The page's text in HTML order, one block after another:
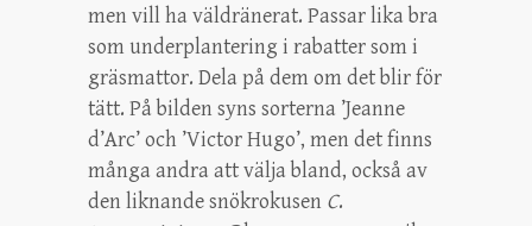
men vill ha väldränerat. Passar lika bra
som underplantering i rabatter som i
gräsmattor. Dela på dem om det blir för
tätt. På bilden syns sorterna ’Jeanne
d’Arc’ och ’Victor Hugo’, men det finns
många andra att välja bland, också av
den liknande snökrokusen C.